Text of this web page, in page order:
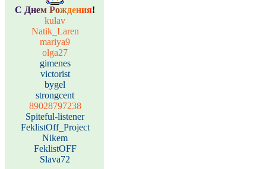
С Днем Рождения!
kulav
Natik_Laren
mariya9
olga27
gimenes
victorist
bygel
strongcent
89028797238
Spiteful-listener
FeklistOff_Project
Nikem
FeklistOFF
Slava72